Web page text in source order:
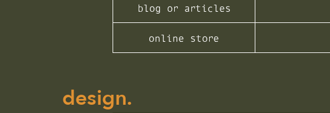
blog or articles
online store
design.